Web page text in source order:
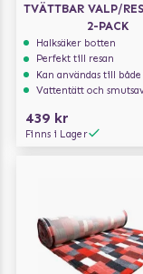
TVÄTTBAR VALP/
2-PACK
Halksäker botten
Perfekt till resan
Kan användas till både
Vattentätt och
439 kr
Finns i Lager